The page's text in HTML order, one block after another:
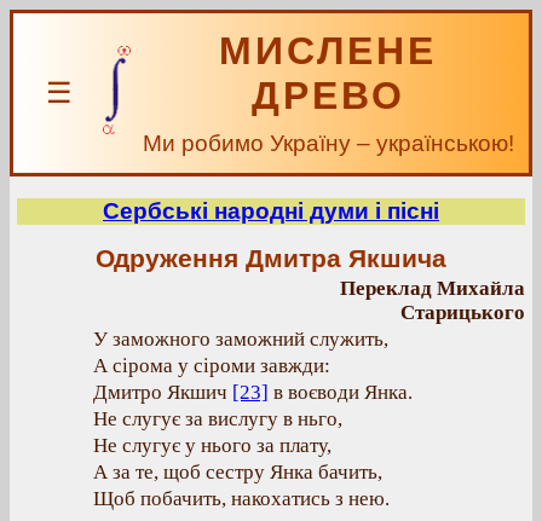
☰
МИСЛЕНЕ
ДРЕВО
Ми робимо Україну – українською!
Сербські народні думи і пісні
Одруження Дмитра Якшича
Переклад Михайла
Старицького
У заможного заможний служить,
А сірома у сіроми завжди:
Дмитро Якшич [23] в воєводи Янка.
Не слугує за вислугу в ньго,
Не слугує у нього за плату,
А за те, щоб сестру Янка бачить,
Щоб побачить, накохатись з нею.